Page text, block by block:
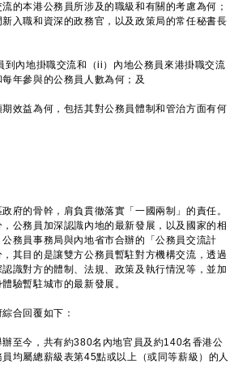
流的本港公務員所涉及的職級和有關的考慮為何；
入職和資深的政務官，以及政策局的常任秘書長
到內地掛職交流和（ii）內地公務員來港掛職交流
年參與的公務員人數為何；及
期效益為何，包括其對公務員體制和管治方面有何
的骨幹，肩負貫徹落實「一國兩制」的責任。
公務員加深認識內地的最新發展，以及國家的相
務員事務局與內地省市合辦的「公務員交流計
其目的是讓雙方公務員暫駐對方機構交流，透過
識對方的體制、法規、政策及執行情況等，並加
驗暫駐城市的最新發展。
合回覆如下：
今，共有約380名內地官員及約140名香港公
均屬總薪級表第45點或以上（或同等薪級）的人